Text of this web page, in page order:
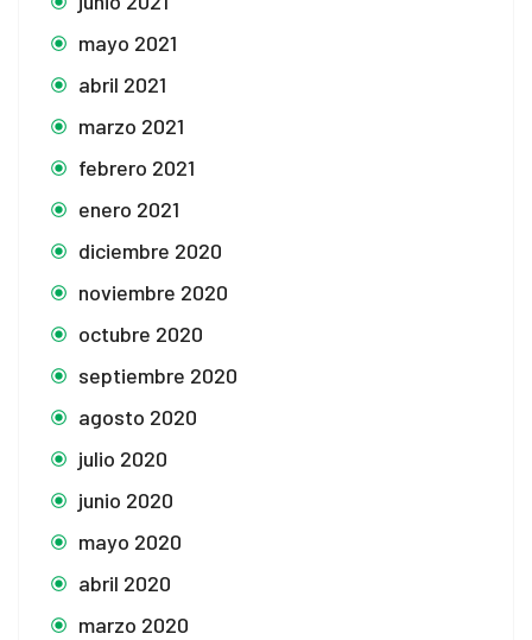
mayo 2021
abril 2021
marzo 2021
febrero 2021
enero 2021
diciembre 2020
noviembre 2020
octubre 2020
septiembre 2020
agosto 2020
julio 2020
junio 2020
mayo 2020
abril 2020
marzo 2020